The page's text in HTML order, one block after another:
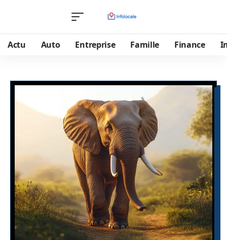
Actu Auto Entreprise Famille Finance